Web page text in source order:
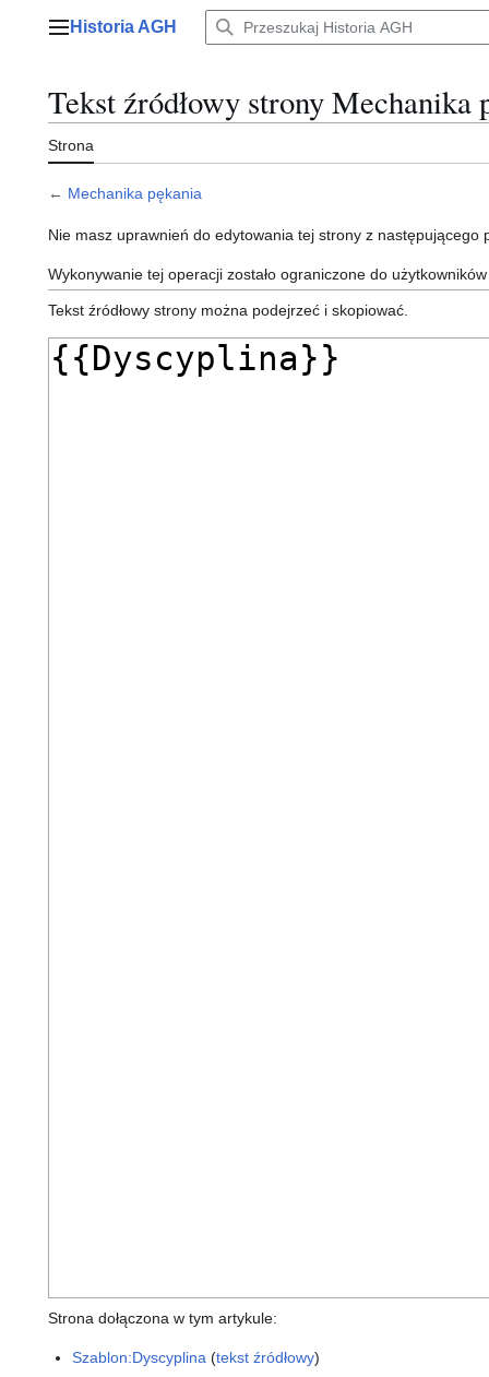
Menu główne
Historia AGH
Tekst źródłowy strony Mechanika
Strona
← Mechanika pękania
Nie masz uprawnień do edytowania tej strony z następującego
Wykonywanie tej operacji zostało ograniczone do
Tekst źródłowy strony można podejrzeć i skopiować.
Strona dołączona w tym artykule:
Szablon:Dyscyplina (tekst źródłowy)